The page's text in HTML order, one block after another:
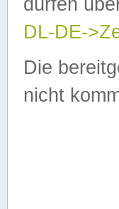
DL-DE-
Die
nicht